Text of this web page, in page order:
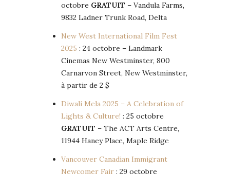
octobre GRATUIT – Vandula Farms,
9832 Ladner Trunk Road, Delta
New West International Film Fest
2025 : 24 octobre – Landmark
Cinemas New Westminster, 800
Carnarvon Street, New Westminster,
à partir de 2 $
Diwali Mela 2025 – A Celebration of
Lights & Culture! : 25 octobre
GRATUIT – The ACT Arts Centre,
11944 Haney Place, Maple Ridge
Vancouver Canadian Immigrant
Newcomer Fair : 29 octobre